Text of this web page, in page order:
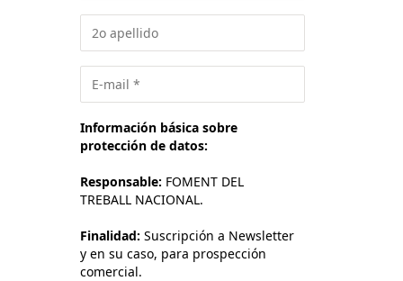
Información básica sobre
protección de datos:
Responsable: FOMENT DEL
TREBALL NACIONAL.
Finalidad: Suscripción a Newsletter
y en su caso, para prospección
comercial.